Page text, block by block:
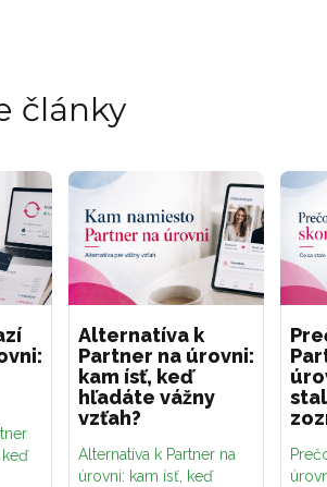
články
Alternatíva k
Partner na úrovni:
kam ísť, keď
hľadáte vážny
vzťah?
Alternatíva k Partner na
úrovni: kam ísť, keď